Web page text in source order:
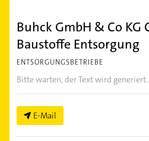
Buhck GmbH & Co KG
Baustoffe Entsorgung
ENTSORGUNGSBETRIEBE
Bitte warten, der Text wird generiert.
E-Mail